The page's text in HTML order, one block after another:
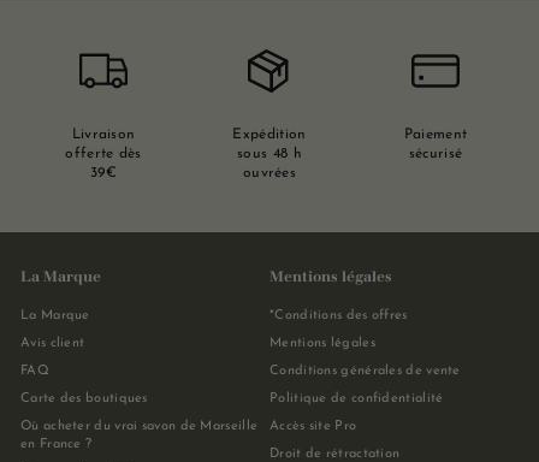
Livraison
offerte dès
39€
Expédition
sous 48 h
ouvrées
Paiement
sécurisé
La Marque
La Marque
Avis client
FAQ
Carte des boutiques
Où acheter du vrai savon de Marseille
en France ?
Mentions légales
*Conditions des offres
Mentions légales
Conditions générales de vente
Politique de confidentialité
Accès site Pro
Droit de rétractation